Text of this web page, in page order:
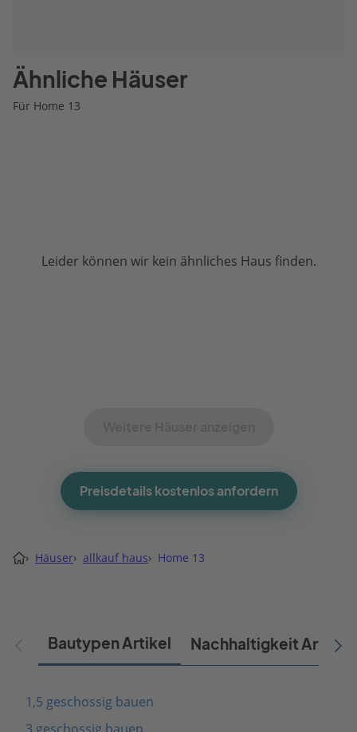
Ähnliche Häuser
Für Home 13
Leider können wir kein ähnliches Haus finden.
Preisdetails kostenlos anfordern
› Häuser› allkauf haus› Home 13
Bautypen Artikel Nachhaltigkeit Artikel
1,5 geschossig bauen